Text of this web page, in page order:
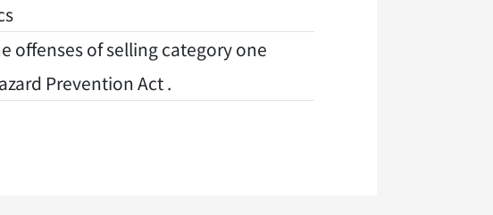
offenses of selling category one
Prevention Act .